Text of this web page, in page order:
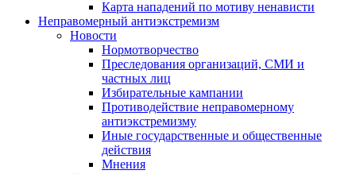
Карта нападений по мотиву ненависти
Неправомерный антиэкстремизм
Новости
Нормотворчество
Преследования организаций, СМИ и
частных лиц
Избирательные кампании
Противодействие неправомерному
антиэкстремизму
Иные государственные и общественные
действия
Мнения